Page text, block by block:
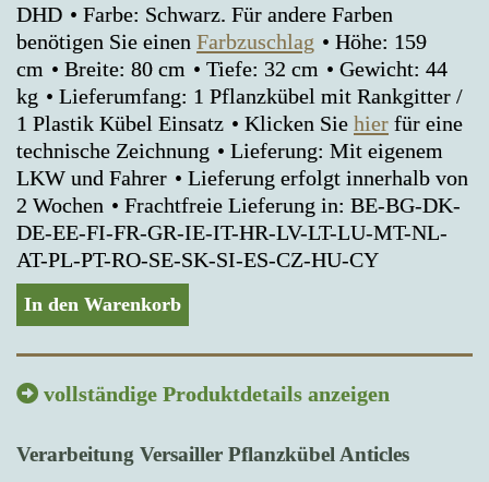
DHD
Farbe: Schwarz. Für andere Farben
benötigen Sie einen Farbzuschlag
Höhe: 159
cm
Breite: 80 cm Tiefe: 32 cm
Gewicht: 44
kg
Lieferumfang: 1 Pflanzkübel mit Rankgitter /
1 Plastik Kübel Einsatz
Klicken Sie hier für eine
technische Zeichnung
Lieferung: Mit eigenem
LKW und Fahrer
Lieferung erfolgt innerhalb von
2 Wochen
Frachtfreie Lieferung in: BE-BG-DK-
DE-EE-FI-FR-GR-IE-IT-HR-LV-LT-LU-MT-NL-
AT-PL-PT-RO-SE-SK-SI-ES-CZ-HU-CY
In den Warenkorb
vollständige Produktdetails anzeigen
Verarbeitung Versailler Pflanzkübel Anticles